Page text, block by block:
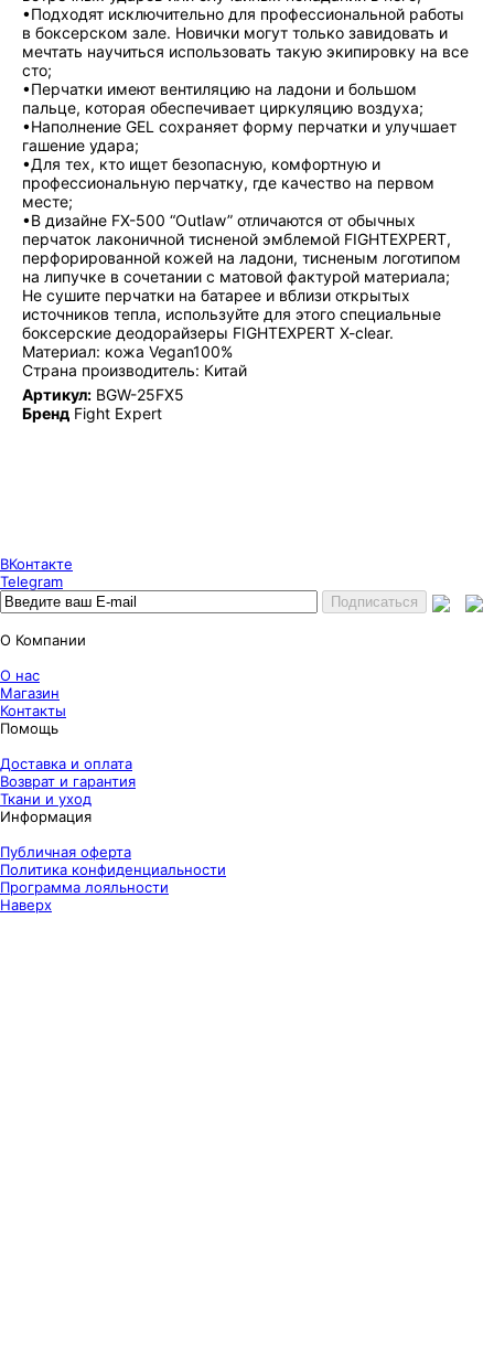
•Подходят исключительно для профессиональной работы
в боксерском зале. Новички могут только завидовать и
мечтать научиться использовать такую экипировку на все
сто;
•Перчатки имеют вентиляцию на ладони и большом
пальце, которая обеспечивает циркуляцию воздуха;
•Наполнение GEL сохраняет форму перчатки и улучшает
гашение удара;
•Для тех, кто ищет безопасную, комфортную и
профессиональную перчатку, где качество на первом
месте;
•В дизайне FX-500 “Outlaw” отличаются от обычных
перчаток лаконичной тисненой эмблемой FIGHTEXPERT,
перфорированной кожей на ладони, тисненым логотипом
на липучке в сочетании с матовой фактурой материала;
Не сушите перчатки на батарее и вблизи открытых
источников тепла, используйте для этого специальные
боксерские деодорайзеры FIGHTEXPERT X-clear.
Материал: кожа Vegan100%
Страна производитель: Китай
Артикул: BGW-25FX5
Бренд Fight Expert
ВКонтакте
Telegram
О Компании
О нас
Магазин
Контакты
Помощь
Доставка и оплата
Возврат и гарантия
Ткани и уход
Информация
Публичная оферта
Политика конфиденциальности
Программа лояльности
Наверх